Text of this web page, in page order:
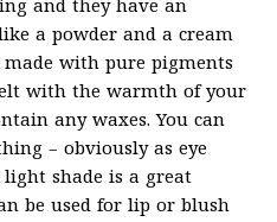
and they have an
a powder and a cream
with pure pigments
with the warmth of your
any waxes. You can
– obviously as eye
shade is a great
be used for lip or blush